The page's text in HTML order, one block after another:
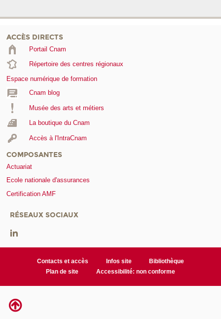
ACCÈS DIRECTS
Portail Cnam
Répertoire des centres régionaux
Espace numérique de formation
Cnam blog
Musée des arts et métiers
La boutique du Cnam
Accès à l'IntraCnam
COMPOSANTES
Actuariat
Ecole nationale d'assurances
Certification AMF
RÉSEAUX SOCIAUX
Contacts et accès Infos site
Bibliothèque
Plan de site
Accessibilité: non conforme